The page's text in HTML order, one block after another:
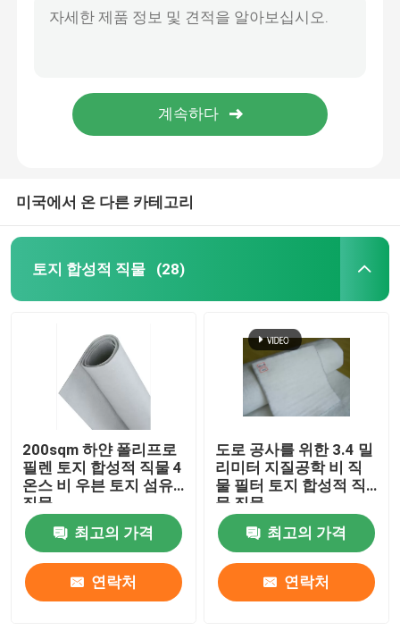
지오패브릭 모래 주머니
HDPE 감촉이 있는 차수막
플라스틱 배수 이사회
토목 합성수지 점토 라이너
혼합 차수막
혼합 수계망
3D 지오매트
감촉이 있는 기둥 핵심 Hdpe 차수막 방수 통풍막
미국에서 온 다른 카테고리
토지 합성적 직물 (28)
200sqm 하얀 폴리프로
필렌 토지 합성적 직물 4
온스 비 우븐 토지 섬유
직물
최고의 가격
연락처
도로 공사를 위한 3.4 밀
리미터 지질공학 비 직
물 필터 토지 합성적 직
물 직물
최고의 가격
연락처